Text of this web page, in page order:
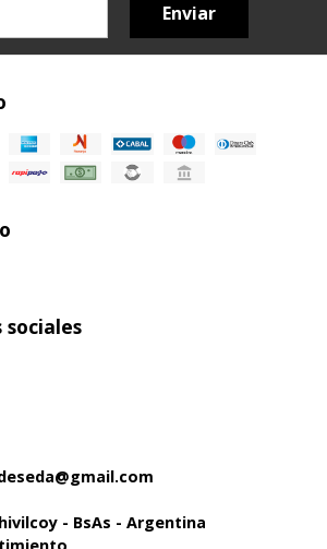
Enviar
- BsAs - Argentina